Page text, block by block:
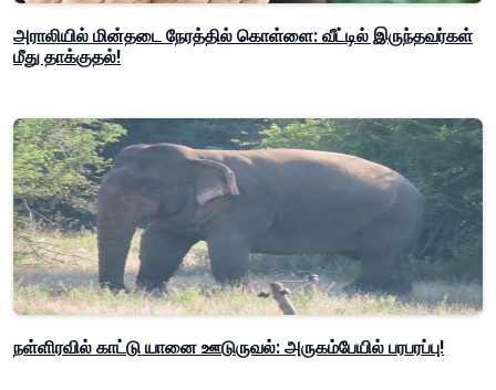
அராலியில் மின்தடை நேரத்தில் கொள்ளை: வீட்டில் இருந்தவர்கள்
மீது தாக்குதல்!
நள்ளிரவில் காட்டு யானை ஊடுருவல்: அருகம்பேயில் பரபரப்பு!